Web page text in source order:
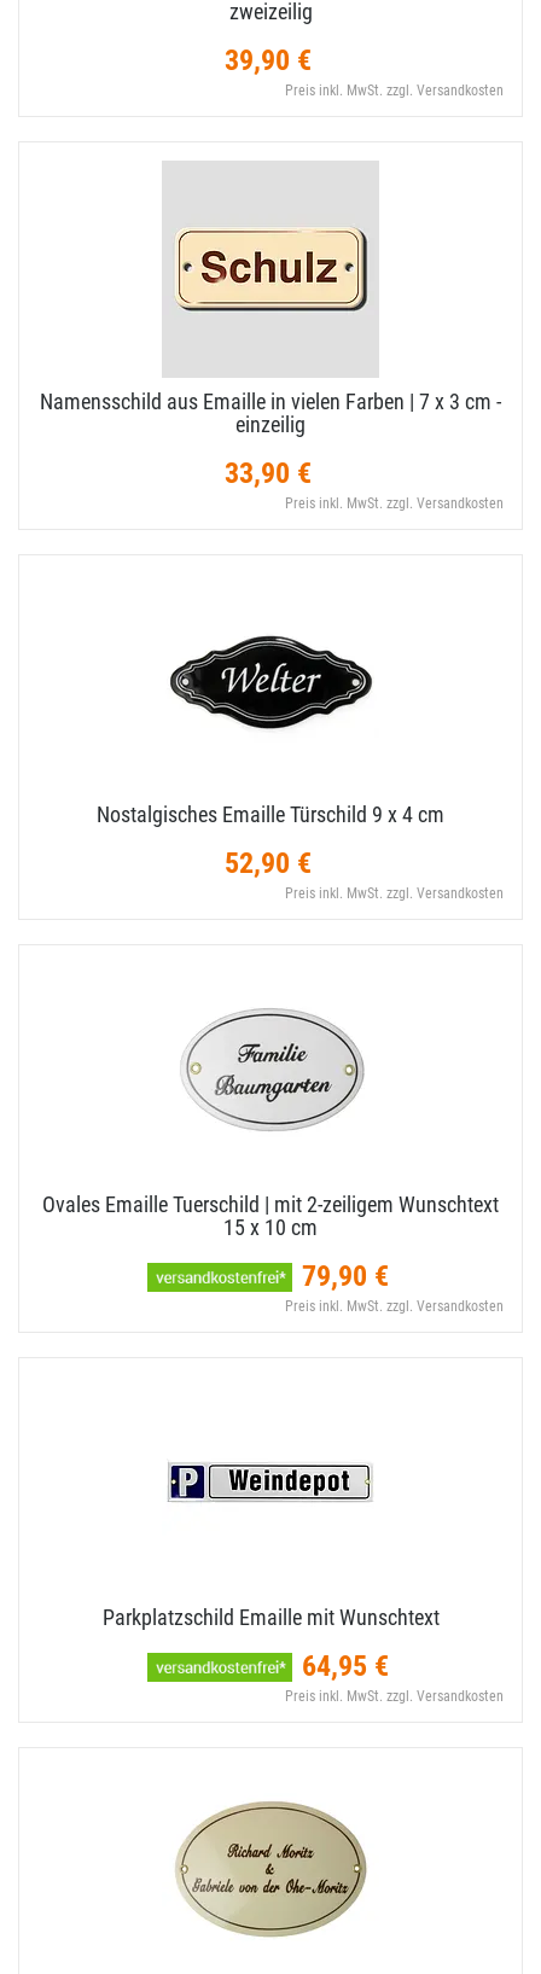
zweizeilig
39,90 €
Preis inkl. MwSt. zzgl. Versandkosten
Namensschild aus Emaille in vielen Farben | 7 x 3 cm -
einzeilig
33,90 €
Preis inkl. MwSt. zzgl. Versandkosten
Nostalgisches Emaille Türschild 9 x 4 cm
52,90 €
Preis inkl. MwSt. zzgl. Versandkosten
Ovales Emaille Tuerschild | mit 2-​zeiligem Wunschtext
15 x 10 cm
79,90 €
Preis inkl. MwSt. zzgl. Versandkosten
Parkplatzschild Emaille mit Wunschtext
64,95 €
Preis inkl. MwSt. zzgl. Versandkosten